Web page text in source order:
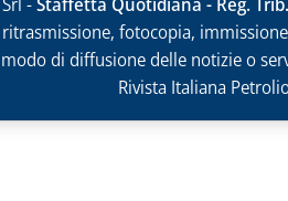
fotocopia,
di diffusione delle notizie o
Rivista Italiana